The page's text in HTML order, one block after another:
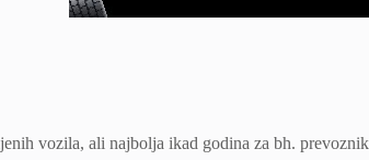
vozila, ali najbolja ikad godina za bh.